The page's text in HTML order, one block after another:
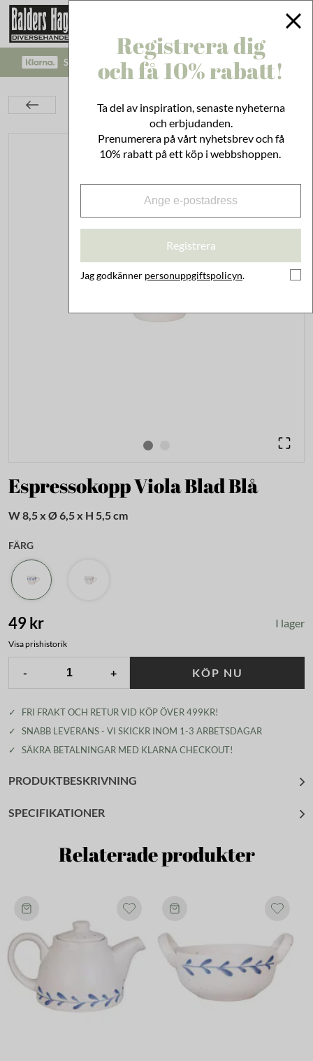
SÄKRA BETALNINGAR MED KLARNA CHECKOUT!
Espressokopp Viola Blad Blå
Espressokopp Viola Blad Blå
W 8,5 x Ø 6,5 x H 5,5 cm
FÄRG
49 kr I lager
Visa prishistorik
- + KÖP NU
✓
FRI FRAKT OCH RETUR VID KÖP ÖVER 499KR!
✓
SNABB LEVERANS - VI SKICKR INOM 1-3 ARBETSDAGAR
✓
SÄKRA BETALNINGAR MED KLARNA CHECKOUT!
PRODUKTBESKRIVNING
SPECIFIKATIONER
Relaterade produkter
Registrera dig
och få 10% rabatt!
Ta del av inspiration, senaste nyheterna
och erbjudanden.
Prenumerera på vårt nyhetsbrev och få
10% rabatt på ett köp i webbshoppen.
Registrera
Jag godkänner personuppgiftspolicyn.